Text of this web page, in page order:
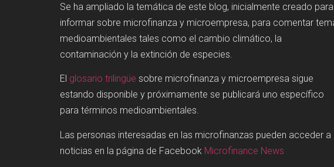
Se ha ampliado la temática de este blog, inicialmente creado para
informar sobre microfinanza y microempresa, para comentar
medioambientales tales como el cambio climático, la
contaminación y la extinción de especies.
El glosario trilingüe sobre microfinanza y microempresa sigue
estando disponible y próximamente se publicará uno específico
para términos medioambientales.
Las personas interesadas en las microfinanzas pueden acceder a
noticias en la página de Facebook Microfinance News